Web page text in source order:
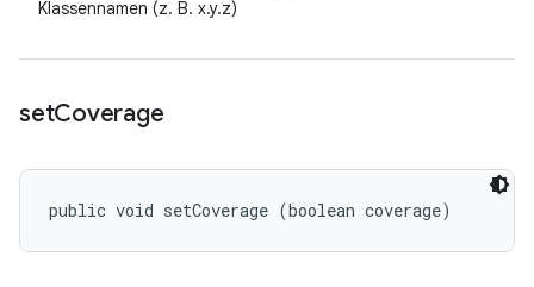
Klassennamen (z. B. x.y.z)
setCoverage
public void setCoverage (boolean coverage)